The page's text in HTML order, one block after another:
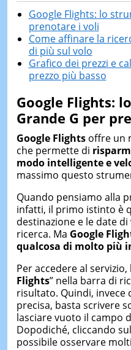
Google Flights: lo
prenotare i voli
Come affinare la
di più sul volo
Grafico dei prezzi e
prezzo più basso
Google Flights:
Grande G per
Google Flights offre un
che permette di
modo intelligente e
massimo questo
Quando pensiamo alla
infatti, il primo istinto è
destinazione e le date
ricerca. Ma Google
qualcosa di molto più
Per accedere al servizio,
Flights” nella barra di
risultato. Quindi, invece
precisa, basta scrivere
lasciare vuoto il campo
Dopodiché, cliccando
possibile osservare